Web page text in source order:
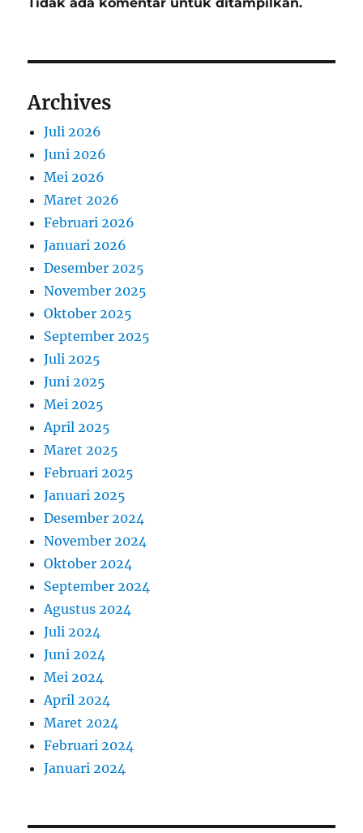
Archives
Juli 2026
Juni 2026
Mei 2026
Maret 2026
Februari 2026
Januari 2026
Desember 2025
November 2025
Oktober 2025
September 2025
Juli 2025
Juni 2025
Mei 2025
April 2025
Maret 2025
Februari 2025
Januari 2025
Desember 2024
November 2024
Oktober 2024
September 2024
Agustus 2024
Juli 2024
Juni 2024
Mei 2024
April 2024
Maret 2024
Februari 2024
Januari 2024